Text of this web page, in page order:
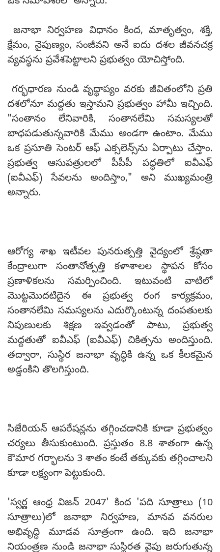
జనాభా నిర్వహణ విధానం కింద, మాతృత్వం, శక్తి,
క్షేమం, నైపుణ్యం, సంజీవని అనే ఐదు దశల జీవనచక్ర
వ్యవస్థను ప్రవేశపెట్టాలని ప్రభుత్వం యోచిస్తోంది.
గర్భధారణ నుండి వృద్ధాప్యం వరకు జీవితంలోని ప్రతి
దశలోనూ మద్దతు ఇస్తామని ప్రభుత్వం హామీ ఇచ్చింది.
"సంతానం లేనివారికి, సంతానలేమి సమస్యలతో
బాధపడుతున్నవారికి మేము అండగా ఉంటాం. మేము
ఒక ప్రసూతి సెంటర్ ఆఫ్ ఎక్సలెన్స్‌ను ఏర్పాటు చేస్తాం.
ప్రభుత్వ ఆసుపత్రులలో పీపీపీ పద్ధతిలో ఐవీఎఫ్
(ఐవీఎఫ్) సేవలను అందిస్తాం," అని ముఖ్యమంత్రి
అన్నారు.
ఆరోగ్య శాఖ ఇటీవల పునరుత్పత్తి వైద్యంలో శ్రేష్ఠతా
కేంద్రాలుగా సంతానోత్పత్తి కళాశాలల స్థాపన కోసం
ప్రణాళికలను సమర్పించింది. ఇటువంటి వాటిలో
మొట్టమొదటిదైన ఈ ప్రభుత్వ రంగ కార్యక్రమం,
సంతానలేమి సమస్యలను ఎదుర్కొంటున్న దంపతులకు
నిపుణులకు శిక్షణ ఇవ్వడంతో పాటు, ప్రభుత్వ
మద్దతుతో ఐవీఎఫ్ (ఐవీఎఫ్) చికిత్సను అందిస్తుంది.
తద్వారా, సుస్థిర జనాభా వృద్ధికి ఉన్న ఒక కీలకమైన
అడ్డంకిని తొలగిస్తుంది.
సిజేరియన్ ఆపరేషన్లను తగ్గించడానికి కూడా ప్రభుత్వం
చర్యలు తీసుకుంటుంది. ప్రస్తుతం 8.8 శాతంగా ఉన్న
కౌమార గర్భాలను 3 శాతం కంటే తక్కువకు తగ్గించాలని
కూడా లక్ష్యంగా పెట్టుకుంది.
'స్వర్ణ ఆంధ్ర విజన్ 2047' కింద 'పది సూత్రాలు (10
సూత్రాలు)లో జనాభా నిర్వహణ, మానవ వనరుల
అభివృద్ధి మూడవ సూత్రంగా ఉంది. ఇది జనాభా
నియంత్రణ నుండి జనాభా సుస్థిరత వైపు జరుగుతున్న